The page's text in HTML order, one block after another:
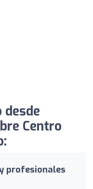
Centro
profesionales